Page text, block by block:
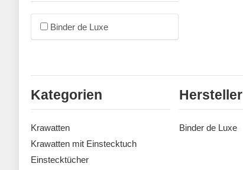
Binder de Luxe
Kategorien
Krawatten
Krawatten mit Einstecktuch
Einstecktücher
Hersteller
Binder de Luxe